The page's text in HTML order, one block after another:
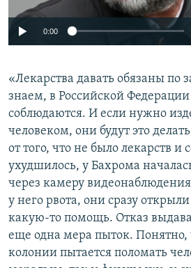
Auto 240p
720p
0:00
«Лекарства давать обязаны по
знаем, в Российской
соблюдаются. И если нужно
человеком, они будут это
от того, что не было лекарств и
ухудшилось, у Бахрома
через камеру
у него рвота, они сразу
какую-то помощь. Отказ
еще одна мера пыток.
колонии пытается поломать